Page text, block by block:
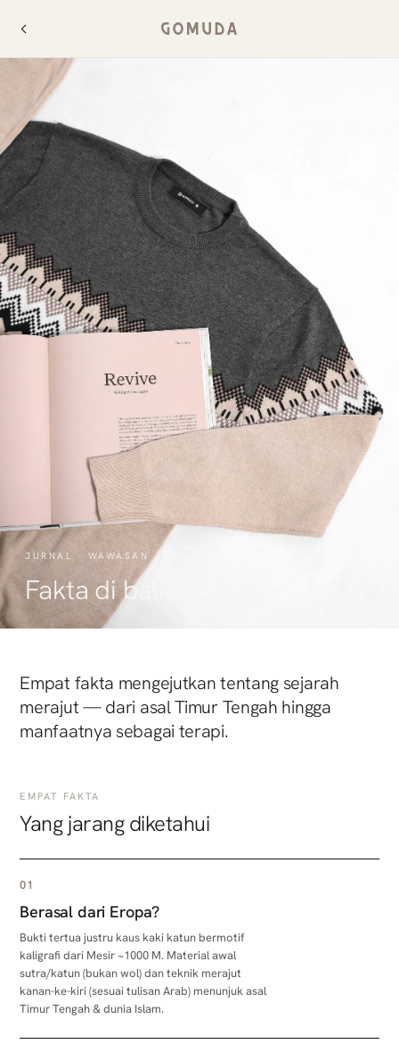
JURNAL · WAWASAN
Fakta di balik merajut.
Empat fakta mengejutkan tentang sejarah
merajut — dari asal Timur Tengah hingga
manfaatnya sebagai terapi.
EMPAT FAKTA
Yang jarang diketahui
01
Berasal dari Eropa?
Bukti tertua justru kaus kaki katun bermotif
kaligrafi dari Mesir ~1000 M. Material awal
sutra/katun (bukan wol) dan teknik merajut
kanan-ke-kiri (sesuai tulisan Arab) menunjuk asal
Timur Tengah & dunia Islam.